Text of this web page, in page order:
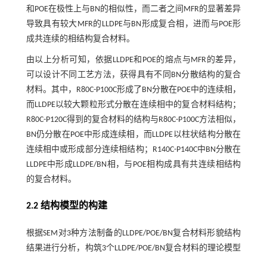
和POE在极性上与BN的相似性，而二者之间MFR的显著差异
导致具有较大MFR的LLDPE与BN形成复合相，进而与POE形
成共连续的相结构复合材料。
由以上分析可知，依据LLDPE和POE的熔点与MFR的差异，
可以设计不同工艺方法，获得具有不同BN分散结构的复合
材料。其中，R80C-P100C形成了BN分散在POE中的连续相，
而LLDPE以较大颗粒形式分散在连续相中的复合材料结构；
R80C-P120C得到的复合材料的结构与R80C-P100C方法相似，
BN仍分散在POE中形成连续相，而LLDPE以柱状结构分散在
连续相中或形成部分连续相结构；R140C-P140C中BN分散在
LLDPE中形成LLDPE/BN相，与POE相构成具有共连续相结构
的复合材料。
2.2 结构模型的构建
根据SEM对3种方法制备的LLDPE/POE/BN复合材料形貌结构
结果进行分析，构筑3个LLDPE/POE/BN复合材料的理论模型